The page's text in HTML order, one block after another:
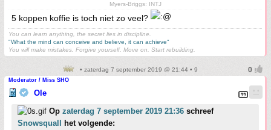
Myers-Briggs: INTJ
5 koppen koffie is toch niet zo veel?
You can learn anything, the secret lies in discipline.
"What the mind can conceive and believe, it can achieve"
You will make mistakes. Forgive yourself. Move on. Start rebuilding.
• zaterdag 7 september 2019 @ 21:44 • 9
Moderator / Miss SHO
Ole
Op zaterdag 7 september 2019 21:36 schreef
Snowsquall
het volgende: